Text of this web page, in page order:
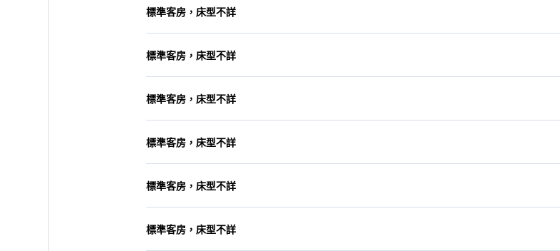
標準客房，床型不詳
標準客房，床型不詳
標準客房，床型不詳
標準客房，床型不詳
標準客房，床型不詳
標準客房，床型不詳